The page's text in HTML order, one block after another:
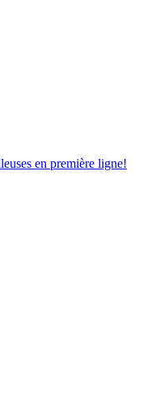
en première ligne!